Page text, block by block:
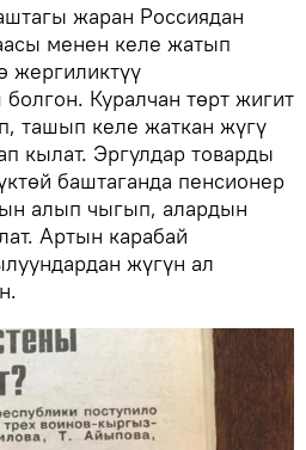
жаран Россиядан
менен келе жатып
жергиликтүү
Куралчан төрт жигит
ташып келе жаткан жүгү
кылат. Эргулдар товарды
баштаганда пенсионер
алып чыгып, алардын
Артын карабай
жүгүн ал